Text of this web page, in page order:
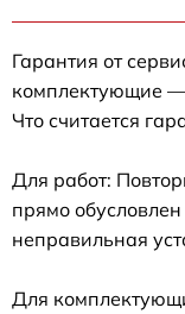
Гарантия от
комплектующие
Что считается
Для работ:
прямо
неправильная
Для